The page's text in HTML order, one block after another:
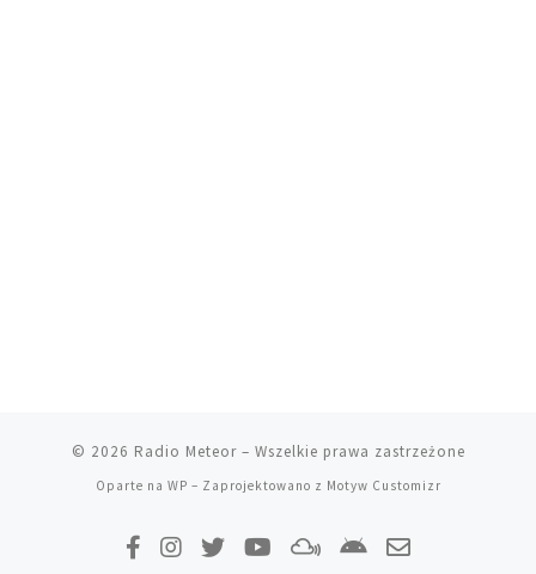
© 2026 Radio Meteor– Wszelkie prawa zastrzeżone
Oparte na WP – Zaprojektowano z Motyw Customizr